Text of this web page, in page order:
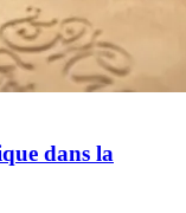
dans la